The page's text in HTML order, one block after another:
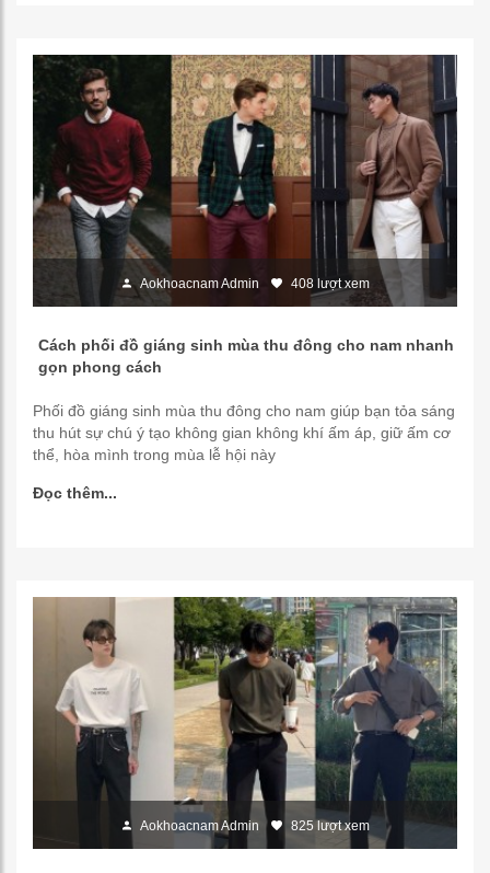
Aokhoacnam Admin 408 lượt xem
Cách phối đồ giáng sinh mùa thu đông cho nam nhanh
gọn phong cách
Phối đồ giáng sinh mùa thu đông cho nam giúp bạn tỏa sáng
thu hút sự chú ý tạo không gian không khí ấm áp, giữ ấm cơ
thể, hòa mình trong mùa lễ hội này
Đọc thêm...
Aokhoacnam Admin 825 lượt xem